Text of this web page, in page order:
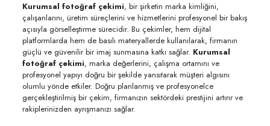
Kurumsal fotoğraf çekimi, bir şirketin marka kimliğini,
çalışanlarını, üretim süreçlerini ve hizmetlerini profesyonel bir bakış
açısıyla görselleştirme sürecidir. Bu çekimler, hem dijital
platformlarda hem de basılı materyallerde kullanılarak, firmanın
güçlü ve güvenilir bir imaj sunmasına katkı sağlar. Kurumsal
fotoğraf çekimi, marka değerlerini, çalışma ortamını ve
profesyonel yapıyı doğru bir şekilde yansıtarak müşteri algısını
olumlu yönde etkiler. Doğru planlanmış ve profesyonelce
gerçekleştirilmiş bir çekim, firmanızın sektördeki prestijini artırır ve
rakiplerinizden ayrışmanızı sağlar.